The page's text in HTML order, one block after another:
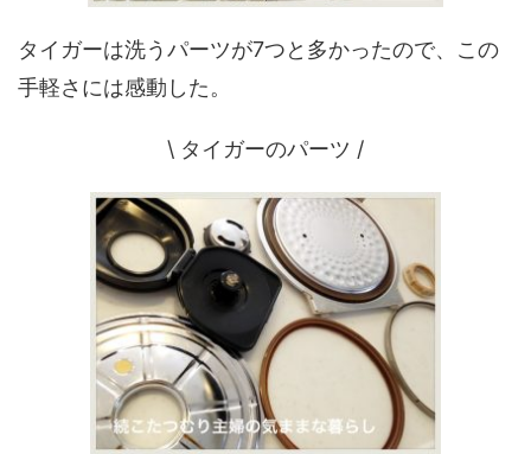
タイガーは洗うパーツが7つと多かったので、この
手軽さには感動した。
\ タイガーのパーツ /